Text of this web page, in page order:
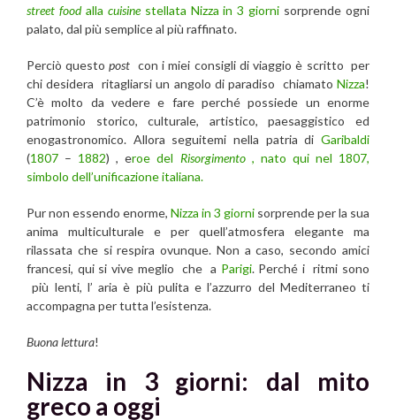
street food alla cuisinestellata Nizza in 3 giorni sorprende ogni
palato, dal più semplice al più raffinato.
Perciò questopost con i miei consigli di viaggio è scritto per
chi desidera ritagliarsi un angolo di paradiso chiamato Nizza!
C’è molto da vedere e fare perché possiede un enorme
patrimonio storico, culturale, artistico, paesaggistico ed
enogastronomico. Allora seguitemi nella patria di Garibaldi
(1807 – 1882) , eroe del Risorgimento, nato qui nel 1807,
simbolo dell’unificazione italiana.
Pur non essendo enorme, Nizza in 3 giorni sorprende per la sua
anima multiculturale e per quell’atmosfera elegante ma
rilassata che si respira ovunque. Non a caso, secondo amici
francesi, qui si vive meglio che a Parigi. Perché i ritmi sono
più lenti, l’ aria è più pulita e l’azzurro del Mediterraneo ti
accompagna per tutta l’esistenza.
Buona lettura!
Nizza in 3 giorni: dal mito
greco a oggi